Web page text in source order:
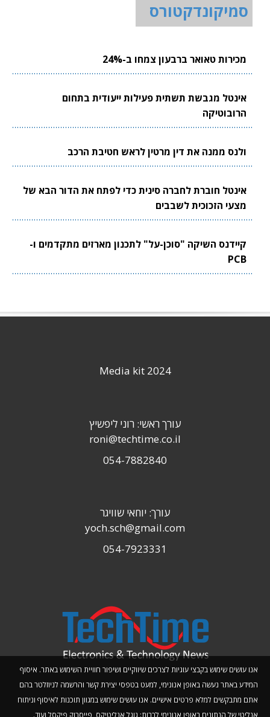
סמיקונדקטורס
מכירות טאואר ברבעון צמחו ב-24%
אינטל מגבשת תשתית פעילות ייעודית בתחום
הרובוטיקה
ולנס ממנה את דין מרטין לראש חטיבת הרכב
אינטל חוברת לחברה סינית כדי לפתח את הדור הבא של
מצעי הזכוכית לשבבים
קיידנס השיקה "סוכן-על" לתכנון מארזים מתקדמים ו-
PCB
אנו עושים שימוש בקבצי עוגיות לצרכים שיווקיים ושיפור חוויית השימוש באתר. איסוף
המידע באתר נעשה באופן אנונימי, למעט בטפסי יצירת קשר והרשמה לניוזלטר בהם
אתם מתבקשים למלא פרטים אישיים. אנו עושים שימוש במגוון תוכנות לאיסוף וניתוח
אנליטי של הנתונים באופן אנונימי לרבות: גוגל אנליטיקס, פייסבוק פיקסל ועוד.
Media kit 2024
עורך ראשי: רוני ליפשיץ
roni@techtime.co.il
054-7882840
עורך: יוחאי שוויגר
yoch.sch@gmail.com
054-7923331